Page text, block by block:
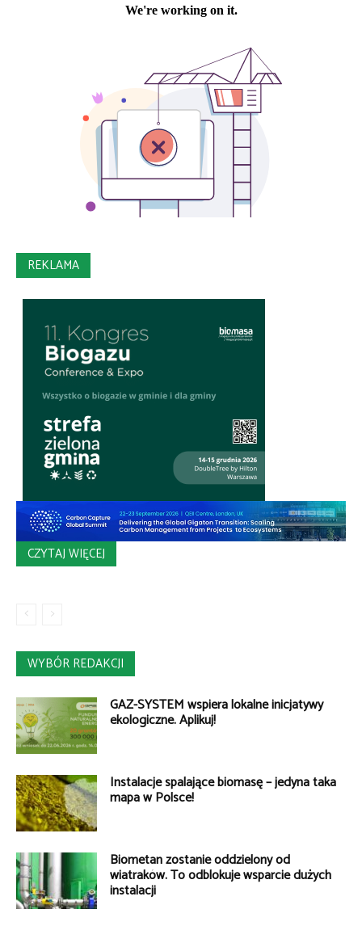
REKLAMA
CZYTAJ WIĘCEJ
WYBÓR REDAKCJI
GAZ-SYSTEM wspiera lokalne inicjatywy
ekologiczne. Aplikuj!
Instalacje spalające biomasę – jedyna taka
mapa w Polsce!
Biometan zostanie oddzielony od
wiatraków. To odblokuje wsparcie dużych
instalacji